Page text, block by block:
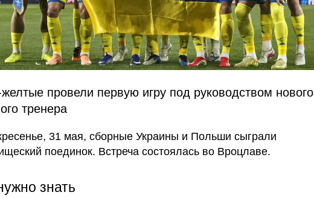
провели первую игру под руководством нового
тренера
31 мая, сборные Украины и Польши сыграли
поединок. Встреча состоялась во Вроцлаве.
знать